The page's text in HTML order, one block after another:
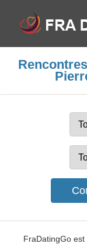
FraDatingGo